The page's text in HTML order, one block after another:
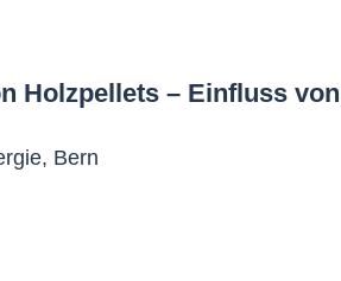
Holzpellets – Einfluss
Bern